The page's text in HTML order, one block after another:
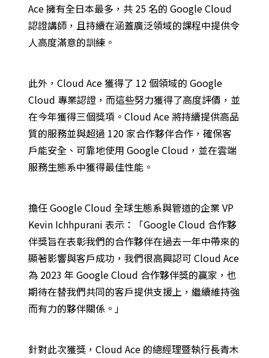
Ace 擁有全日本最多，共 25 名的 Google Cloud
認證講師，且持續在涵蓋廣泛領域的課程中提供令
人高度滿意的訓練。
此外，Cloud Ace 獲得了 12 個領域的 Google
Cloud 專業認證，而這些努力獲得了高度評​​價，並
在今年獲得三個獎項。Cloud Ace 將持續提供高品
質的服務並與超過 120 家合作夥伴合作，確保客
戶能安全、可靠地使用 Google Cloud，並在雲端
服務生態系中獲得最佳性能。
擔任 Google Cloud 全球生態系與管道的企業 VP
Kevin Ichhpurani 表示：「Google Cloud 合作夥
伴獎旨在表彰我們的合作夥伴在過去一年中帶來的
顯著影響與客戶成功，我們很高興認可 Cloud Ace
為 2023 年 Google Cloud 合作夥伴獎的贏家，也
期待在替我們共同的客戶提供支援上，繼續維持強
而有力的夥伴關係。」
針對此次獲獎，Cloud Ace 的總經理暨執行長青木